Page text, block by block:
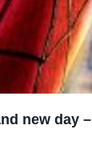
new day –